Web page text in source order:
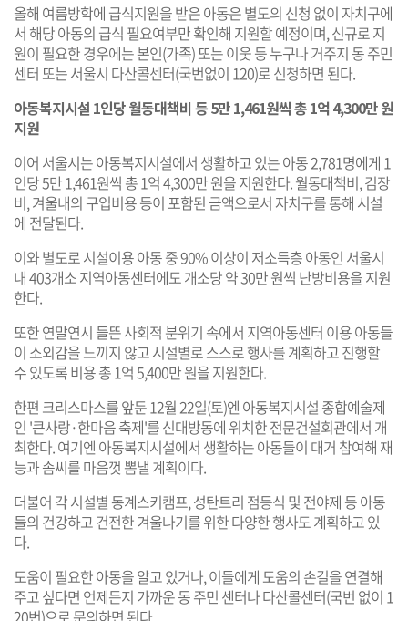
올해 여름방학에 급식지원을 받은 아동은 별도의 신청 없이 자치구에
서 해당 아동의 급식 필요여부만 확인해 지원할 예정이며, 신규로 지
원이 필요한 경우에는 본인(가족) 또는 이웃 등 누구나 거주지 동 주민
센터 또는 서울시 다산콜센터(국번없이 120)로 신청하면 된다.
아동복지시설 1인당 월동대책비 등 5만 1,461원씩 총 1억 4,300만 원
지원
이어 서울시는 아동복지시설에서 생활하고 있는 아동 2,781명에게 1
인당 5만 1,461원씩 총 1억 4,300만 원을 지원한다. 월동대책비, 김장
비, 겨울내의 구입비용 등이 포함된 금액으로서 자치구를 통해 시설
에 전달된다.
이와 별도로 시설이용 아동 중 90% 이상이 저소득층 아동인 서울시
내 403개소 지역아동센터에도 개소당 약 30만 원씩 난방비용을 지원
한다.
또한 연말연시 들뜬 사회적 분위기 속에서 지역아동센터 이용 아동들
이 소외감을 느끼지 않고 시설별로 스스로 행사를 계획하고 진행할
수 있도록 비용 총 1억 5,400만 원을 지원한다.
한편 크리스마스를 앞둔 12월 22일(토)엔 아동복지시설 종합예술제
인 '큰사랑·한마음 축제'를 신대방동에 위치한 전문건설회관에서 개
최한다. 여기엔 아동복지시설에서 생활하는 아동들이 대거 참여해 재
능과 솜씨를 마음껏 뽐낼 계획이다.
더불어 각 시설별 동계스키캠프, 성탄트리 점등식 및 전야제 등 아동
들의 건강하고 건전한 겨울나기를 위한 다양한 행사도 계획하고 있
다.
도움이 필요한 아동을 알고 있거나, 이들에게 도움의 손길을 연결해
주고 싶다면 언제든지 가까운 동 주민 센터나 다산콜센터(국번 없이 1
20번)으로 문의하면 된다.